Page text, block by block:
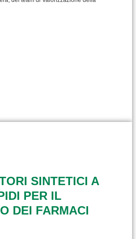
SINTETICI A
PER IL
DEI FARMACI